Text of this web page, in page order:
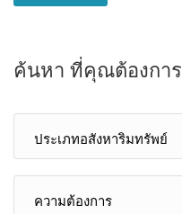
ค้นหา ที่คุณต้องการ